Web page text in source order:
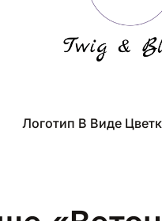
Логотип В Виде